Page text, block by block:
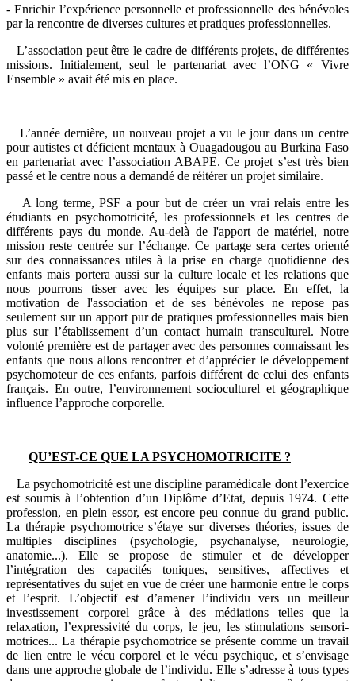
- Enrichir l’expérience personnelle et professionnelle des bénévoles
par la rencontre de diverses cultures et pratiques professionnelles.
L’association peut être le cadre de différents projets, de différentes
missions. Initialement, seul le partenariat avec l’ONG « Vivre
Ensemble » avait été mis en place.
L’année dernière, un nouveau projet a vu le jour dans un centre
pour autistes et déficient mentaux à Ouagadougou au Burkina Faso
en partenariat avec l’association ABAPE. Ce projet s’est très bien
passé et le centre nous a demandé de réitérer un projet similaire.
A long terme, PSF a pour but de créer un vrai relais entre les
étudiants en psychomotricité, les professionnels et les centres de
différents pays du monde. Au-delà de l'apport de matériel, notre
mission reste centrée sur l’échange. Ce partage sera certes orienté
sur des connaissances utiles à la prise en charge quotidienne des
enfants mais portera aussi sur la culture locale et les relations que
nous pourrons tisser avec les équipes sur place. En effet, la
motivation de l'association et de ses bénévoles ne repose pas
seulement sur un apport pur de pratiques professionnelles mais bien
plus sur l’établissement d’un contact humain transculturel. Notre
volonté première est de partager avec des personnes connaissant les
enfants que nous allons rencontrer et d’apprécier le développement
psychomoteur de ces enfants, parfois différent de celui des enfants
français. En outre, l’environnement socioculturel et géographique
influence l’approche corporelle.
QU’EST-CE QUE LA PSYCHOMOTRICITE ?
La psychomotricité est une discipline paramédicale dont l’exercice
est soumis à l’obtention d’un Diplôme d’Etat, depuis 1974. Cette
profession, en plein essor, est encore peu connue du grand public.
La thérapie psychomotrice s’étaye sur diverses théories, issues de
multiples disciplines (psychologie, psychanalyse, neurologie,
anatomie...). Elle se propose de stimuler et de développer
l’intégration des capacités toniques, sensitives, affectives et
représentatives du sujet en vue de créer une harmonie entre le corps
et l’esprit. L’objectif est d’amener l’individu vers un meilleur
investissement corporel grâce à des médiations telles que la
relaxation, l’expressivité du corps, le jeu, les stimulations sensori-
motrices... La thérapie psychomotrice se présente comme un travail
de lien entre le vécu corporel et le vécu psychique, et s’envisage
dans une approche globale de l’individu. Elle s’adresse à tous types